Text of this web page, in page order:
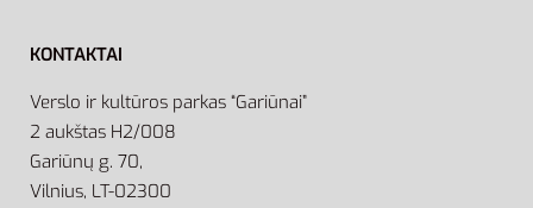
KONTAKTAI
Verslo ir kultūros parkas “Gariūnai”
2 aukštas H2/008
Gariūnų g. 70,
Vilnius, LT-02300